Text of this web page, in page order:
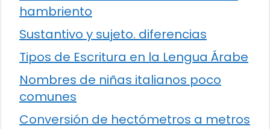
hambriento
Sustantivo y sujeto. diferencias
Tipos de Escritura en la Lengua Árabe
Nombres de niñas italianos poco
comunes
Conversión de hectómetros a metros